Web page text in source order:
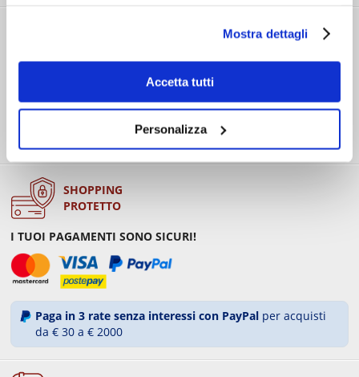
Mostra dettagli
Accetta tutti
Personalizza
Solo a Brescia e provincia
Presso Drink Brescia, Shop Poncarale, Rovato, Desenzano del
Garda, Puegnago > entro 24 ore.
Attivo nei giorni lavorativi e il sabato.
SHOPPING
PROTETTO
I TUOI PAGAMENTI SONO SICURI!
Paga in 3 rate senza interessi con PayPal per acquisti
da € 30 a € 2000